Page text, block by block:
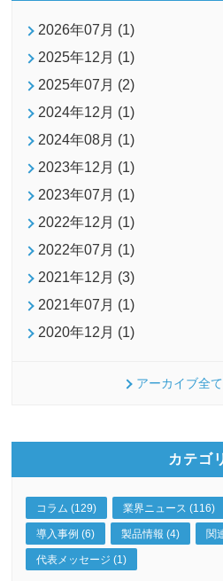
2026年07月 (1)
2025年12月 (1)
2025年07月 (2)
2024年12月 (1)
2024年08月 (1)
2023年12月 (1)
2023年07月 (1)
2022年12月 (1)
2022年07月 (1)
2021年12月 (3)
2021年07月 (1)
2020年12月 (1)
アーカイブ全
カテゴ
コラム (129) 業界ニュース (116)
導入事例 (6) 製品情報 (4) 関
代表メッセージ (1)